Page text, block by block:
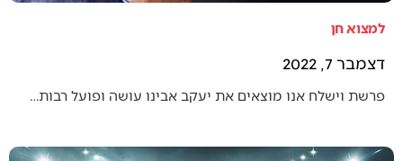
למצוא חן
דצמבר 7, 2022
פרשת וישלח אנו מוצאים את יעקב אבינו עושה ופועל רבות…